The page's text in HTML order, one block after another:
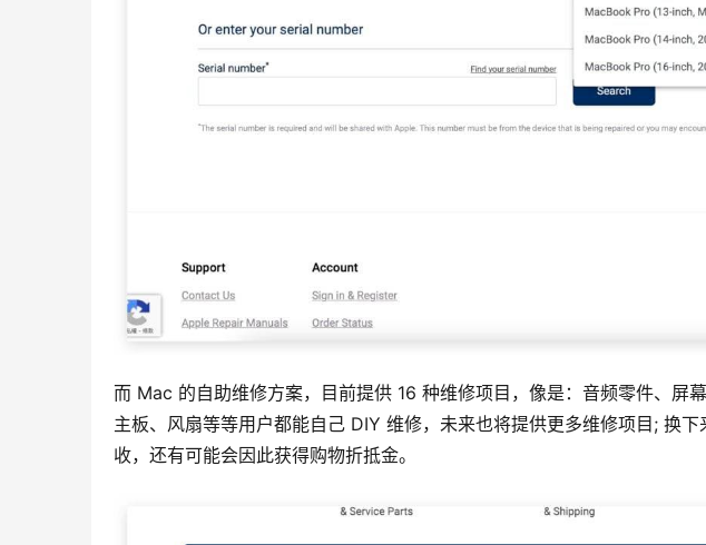
而 Mac 的自助维修方案，目前提供 16 种维修项目，像是：音频零件、屏
主板、风扇等等用户都能自己 DIY 维修，未来也将提供更多维修项目; 换
收，还有可能会因此获得购物折抵金。